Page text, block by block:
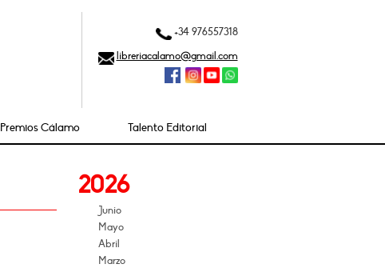
+34 976557318
libreriacalamo@gmail.com
Premios Cálamo Talento Editorial
2026
Junio
Mayo
Abril
Marzo